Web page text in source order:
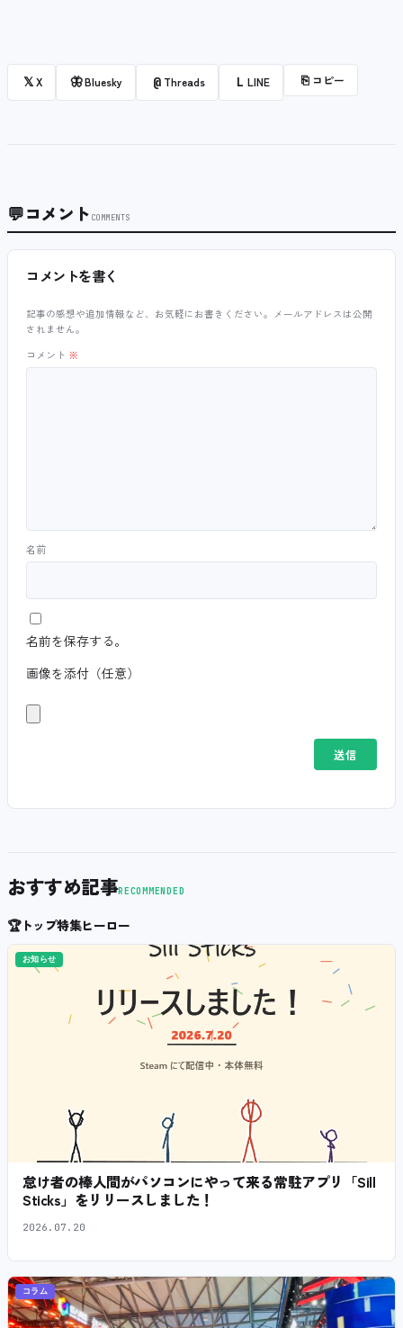
𝕏X 🦋Bluesky @ Threads L LINE ⎘ コピー
💬コメント COMMENTS
コメントを書く
記事の感想や追加情報など、お気軽にお書きください。メールアドレスは公開
されません。
コメント ※
名前
名前を保存する。
画像を添付（任意）
おすすめ記事RECOMMENDED
🏆トップ特集ヒーロー
お知らせ
怠け者の棒人間がパソコンにやって来る常駐アプリ「Sill
Sticks」をリリースしました！
2026.07.20
コラム